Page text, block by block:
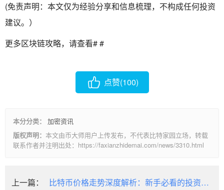
(免责声明：本文仅为经验分享和信息梳理，不构成任何投资
建议。）
更多区块链攻略，请查看##
点赞(100)
本分分类：
加密资讯
版权声明： 本文由币大师用户上传发布，不代表比特家园立场，转载
联系作者并注明出处：https://faxianzhidemai.com/news/3310.html
上一篇：
比特币价格走势深度解析：新手必看的投资指